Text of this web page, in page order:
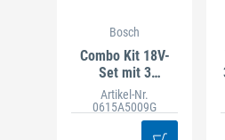
Bosch
Combo Kit 18V-
Set mit 3
Werkzeugen: GSR
+ GBH + GWS + 2x
GBA 5.0 Ah + GAL
Artikel-Nr.
0615A5009G